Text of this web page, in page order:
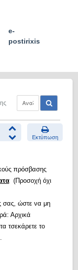
e-
postirixis
Εκτύπωση
πρόσβασης
(Προσοχή όχι
σας, ώστε να μη
Αρχικά
τσεκάρετε το